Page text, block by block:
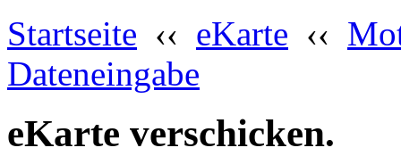
Startseite ‹‹ eKarte ‹‹
Dateneingabe
eKarte verschicken.